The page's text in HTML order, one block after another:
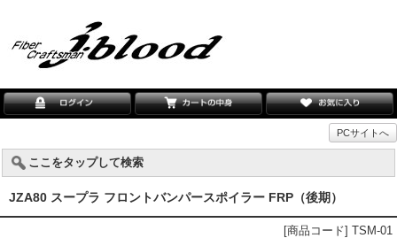
PCサイトへ
ここをタップして検索
JZA80 スープラ フロントバンパースポイラー FRP（後期）
[商品コード] TSM-01